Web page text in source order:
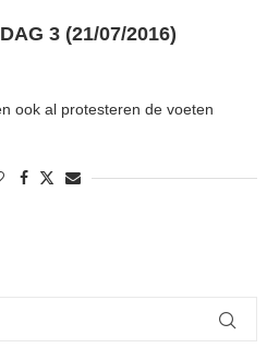
3 (21/07/2016)
ook al protesteren de voeten